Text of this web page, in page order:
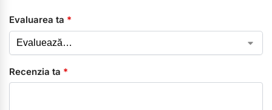
Evaluarea ta *
Recenzia ta *